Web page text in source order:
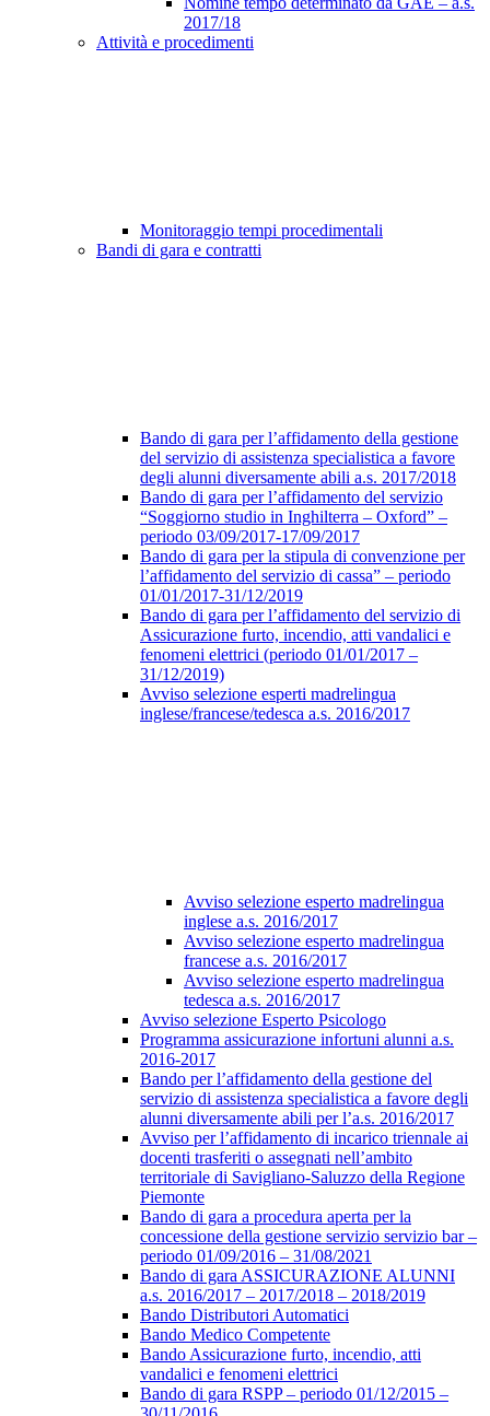
2017/18
Attività e procedimenti
Monitoraggio tempi procedimentali
Bandi di gara e contratti
Bando di gara per l’affidamento della gestione
del servizio di assistenza specialistica a favore
degli alunni diversamente abili a.s. 2017/2018
Bando di gara per l’affidamento del servizio
“Soggiorno studio in Inghilterra – Oxford” –
periodo 03/09/2017-17/09/2017
Bando di gara per la stipula di convenzione per
l’affidamento del servizio di cassa” – periodo
01/01/2017-31/12/2019
Bando di gara per l’affidamento del servizio di
Assicurazione furto, incendio, atti vandalici e
fenomeni elettrici (periodo 01/01/2017 –
31/12/2019)
Avviso selezione esperti madrelingua
inglese/francese/tedesca a.s. 2016/2017
Avviso selezione esperto madrelingua
inglese a.s. 2016/2017
Avviso selezione esperto madrelingua
francese a.s. 2016/2017
Avviso selezione esperto madrelingua
tedesca a.s. 2016/2017
Avviso selezione Esperto Psicologo
Programma assicurazione infortuni alunni a.s.
2016-2017
Bando per l’affidamento della gestione del
servizio di assistenza specialistica a favore degli
alunni diversamente abili per l’a.s. 2016/2017
Avviso per l’affidamento di incarico triennale ai
docenti trasferiti o assegnati nell’ambito
territoriale di Savigliano-Saluzzo della Regione
Piemonte
Bando di gara a procedura aperta per la
concessione della gestione servizio servizio bar –
periodo 01/09/2016 – 31/08/2021
Bando di gara ASSICURAZIONE ALUNNI
a.s. 2016/2017 – 2017/2018 – 2018/2019
Bando Distributori Automatici
Bando Medico Competente
Bando Assicurazione furto, incendio, atti
vandalici e fenomeni elettrici
Bando di gara RSPP – periodo 01/12/2015 –